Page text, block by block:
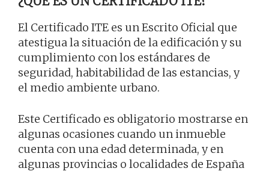
El Certificado ITE es un Escrito Oficial que
atestigua la situación de la edificación y su
cumplimiento con los estándares de
seguridad, habitabilidad de las estancias, y
el medio ambiente urbano.
Este Certificado es obligatorio mostrarse en
algunas ocasiones cuando un inmueble
cuenta con una edad determinada, y en
algunas provincias o localidades de España